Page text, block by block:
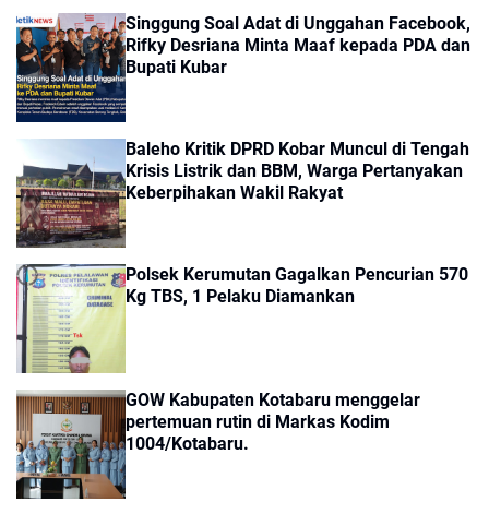
Singgung Soal Adat di Unggahan Facebook,
Rifky Desriana Minta Maaf kepada PDA dan
Bupati Kubar
Baleho Kritik DPRD Kobar Muncul di Tengah
Krisis Listrik dan BBM, Warga Pertanyakan
Keberpihakan Wakil Rakyat
Polsek Kerumutan Gagalkan Pencurian 570
Kg TBS, 1 Pelaku Diamankan
GOW Kabupaten Kotabaru menggelar
pertemuan rutin di Markas Kodim
1004/Kotabaru.